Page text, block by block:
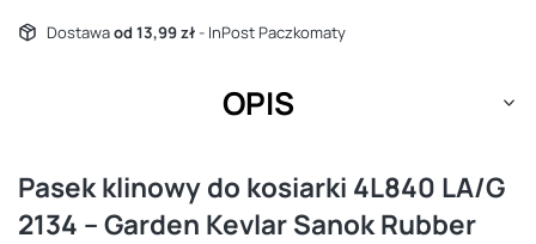
Dostawaod 13,99 zł- InPost Paczkomaty
OPIS
Pasek klinowy do kosiarki 4L840 LA/G
2134 – Garden Kevlar Sanok Rubber